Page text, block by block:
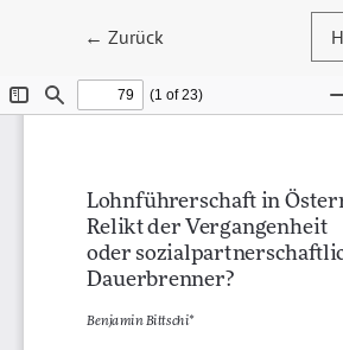
← Zu Artikeldetails
Zurück